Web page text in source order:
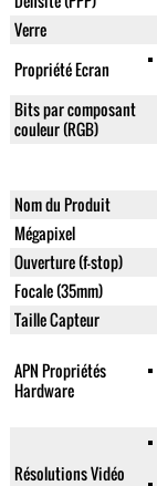
Verre
Propriété Ecran
Bits par composant
couleur (RGB)
Nom du Produit
Mégapixel
Ouverture (f-stop)
Focale (35mm)
Taille Capteur
APN Propriétés
Hardware
Résolutions Vidéo